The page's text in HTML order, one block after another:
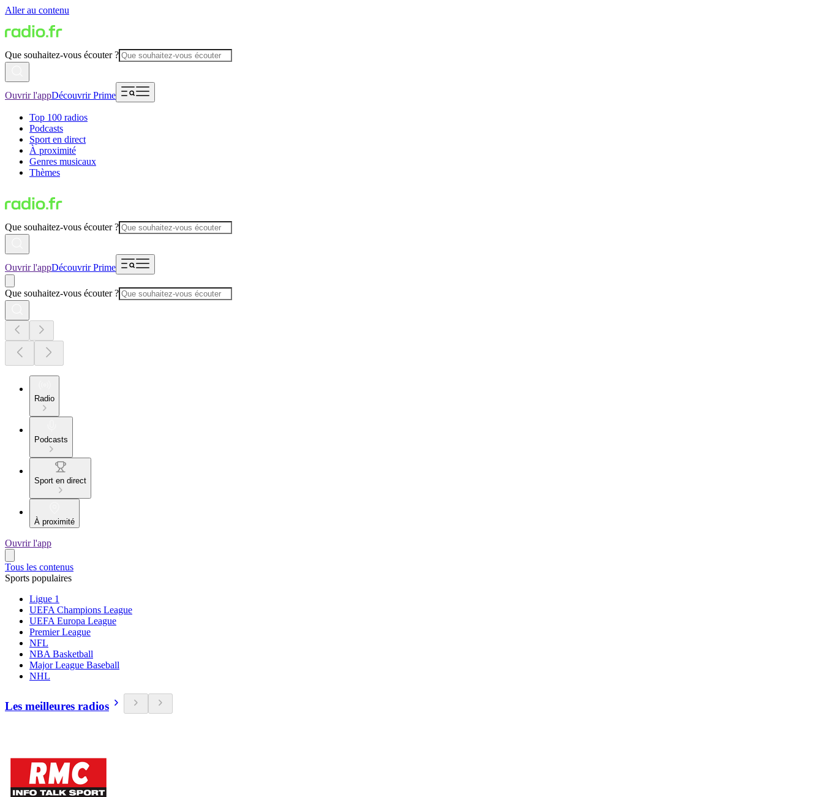
Aller au contenu
Que souhaitez-vous écouter ?
Ouvrir l'appDécouvrir Prime
Top 100 radios
Podcasts
Sport en direct
À proximité
Genres musicaux
Thèmes
Que souhaitez-vous écouter ?
Ouvrir l'appDécouvrir Prime
Que souhaitez-vous écouter ?
Radio
Podcasts
Sport en direct
À proximité
Ouvrir l'app
Tous les contenus
Sports populaires
Ligue 1
UEFA Champions League
UEFA Europa League
Premier League
NFL
NBA Basketball
Major League Baseball
NHL
Les meilleures radios